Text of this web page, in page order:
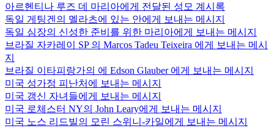
아르헨티나 루즈 데 마리아에게 전달된 성모 계시록
독일 게팅겐의 멜라츠에 있는 안에게 보내는 메시지
독일 심장의 신성한 준비를 위한 마리아에게 보내는 메시지
브라질 자카레이 SP 의 Marcos Tadeu Teixeira 에게 보내는 메시
지
브라질 이타피랑가의 에 Edson Glauber 에게 보내는 메시지
미국 성가정 피난처에 보내는 메시지
미국 갱신 자녀들에게 보내는 메시지
미국 로체스터 NY의 John Leary에게 보내는 메시지
미국 노스 리드빌의 모린 스위니-카일에게 보내는 메시지